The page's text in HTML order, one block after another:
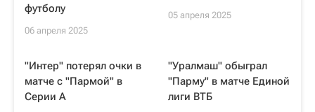
футболу
06 апреля 2025
05 апреля 2025
"Интер" потерял очки в
матче с "Пармой" в
Серии А
"Уралмаш" обыграл
"Парму" в матче Единой
лиги ВТБ